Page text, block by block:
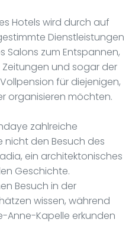
Hotels wird durch auf
Dienstleistungen
Salons zum Entspannen,
und sogar der
für diejenigen,
organisieren möchten.
zahlreiche
nicht den Besuch des
ein architektonisches
Geschichte.
Besuch in der
wissen, während
Anne-Kapelle erkunden